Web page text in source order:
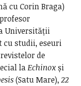
cu Corin Braga)
Universității
cu studii, eseuri
de
laEchinoxși
(Satu Mare), 22